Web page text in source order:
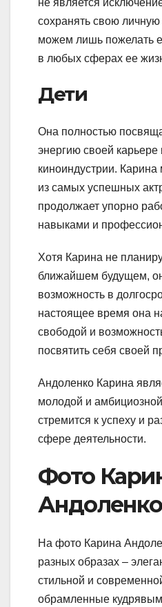
не является
сохранять свою
можем лишь пожелать
в любых сферах ее
Дети
Она полностью
энергию своей карьере
киноиндустрии. Карина
из самых успешных
продолжает упорно
навыками и
Хотя Карина не
ближайшем будущем,
возможность в
настоящее время она
свободой и
посвятить себя своей
Андоленко Карина
молодой и
стремится к успеху и
сфере деятельности.
Фото
Андоленко
На фото Карина
разных образах –
стильной и
обрамленные